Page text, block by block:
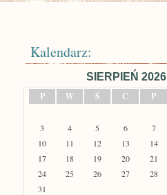
Kalendarz:
SIERPIEŃ 2026
P
W Ś C P
3
4 5 6 7
10
11 12 13 14
17
18 19 20 21
24
25 26 27 28
31